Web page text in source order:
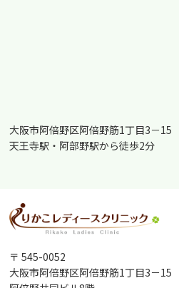
大阪市阿倍野区阿倍野筋1丁目3－
天王寺駅・阿部野駅から徒歩2分
〒 545-0052
大阪市阿倍野区阿倍野筋1丁目3－15